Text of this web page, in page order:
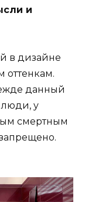
и
в дизайне
оттенкам.
данный
люди, у
смертным